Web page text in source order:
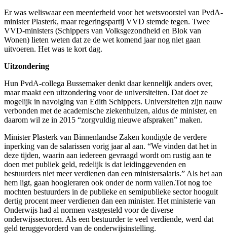
Er was weliswaar een meerderheid voor het wetsvoorstel van PvdA-
minister Plasterk, maar regeringspartij VVD stemde tegen. Twee
VVD-ministers (Schippers van Volksgezondheid en Blok van
Wonen) lieten weten dat ze de wet komend jaar nog niet gaan
uitvoeren. Het was te kort dag.
Uitzondering
Hun PvdA-collega Bussemaker denkt daar kennelijk anders over,
maar maakt een uitzondering voor de universiteiten. Dat doet ze
mogelijk in navolging van Edith Schippers. Universiteiten zijn nauw
verbonden met de academische ziekenhuizen, aldus de minister, en
daarom wil ze in 2015 “zorgvuldig nieuwe afspraken” maken.
Minister Plasterk van Binnenlandse Zaken kondigde de verdere
inperking van de salarissen vorig jaar al aan. “We vinden dat het in
deze tijden, waarin aan iedereen gevraagd wordt om rustig aan te
doen met publiek geld, redelijk is dat leidinggevenden en
bestuurders niet meer verdienen dan een ministersalaris.” Als het aan
hem ligt, gaan hoogleraren ook onder de norm vallen.Tot nog toe
mochten bestuurders in de publieke en semipublieke sector hooguit
dertig procent meer verdienen dan een minister. Het ministerie van
Onderwijs had al normen vastgesteld voor de diverse
onderwijssectoren. Als een bestuurder te veel verdiende, werd dat
geld teruggevorderd van de onderwijsinstelling.